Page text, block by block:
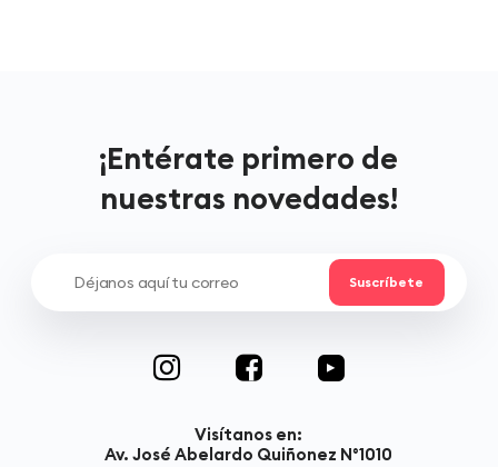
¡Entérate primero de
nuestras novedades!
Visítanos en:
Av. José Abelardo Quiñonez N°1010